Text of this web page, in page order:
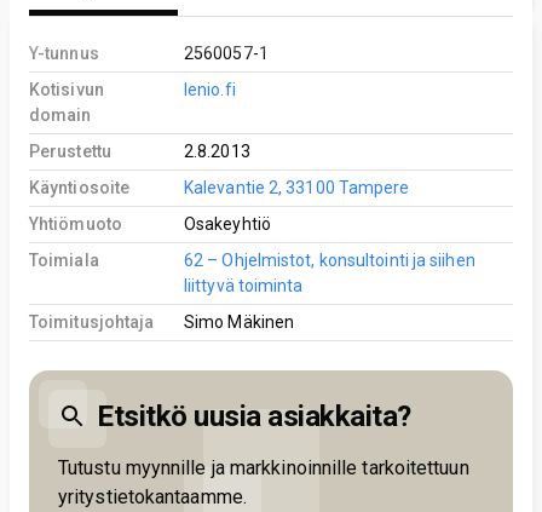
Y-tunnus
2560057-1
Kotisivun
domain
lenio.fi
Perustettu
2.8.2013
Käyntiosoite
Kalevantie 2, 33100 Tampere
Yhtiömuoto
Osakeyhtiö
Toimiala
62 – Ohjelmistot, konsultointi ja siihen
liittyvä toiminta
Toimitusjohtaja
Simo Mäkinen
Etsitkö uusia asiakkaita?
Tutustu myynnille ja markkinoinnille tarkoitettuun
yritystietokantaamme.